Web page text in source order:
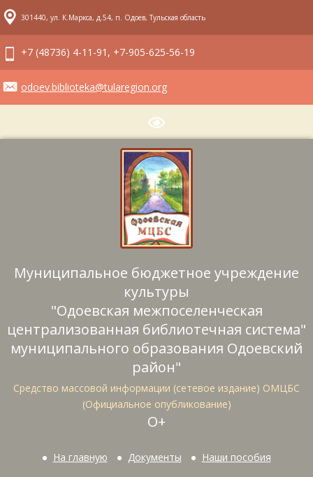
301440, ул. К.Маркса, д.54, п. Одоев, Тульская область
+7 (48736) 4-11-91, +7-905-625-56-19
odoev.biblioteka@tularegion.org
Муниципальное бюджетное учреждение
культуры
"Одоевская межпоселенческая
централизованная библиотечная система"
муниципального образования Одоевский
район"
Средство массовой информации (сетевое издание) ОМЦБС
(Официальное опубликование)
О+
На главную Документы Наши пособия